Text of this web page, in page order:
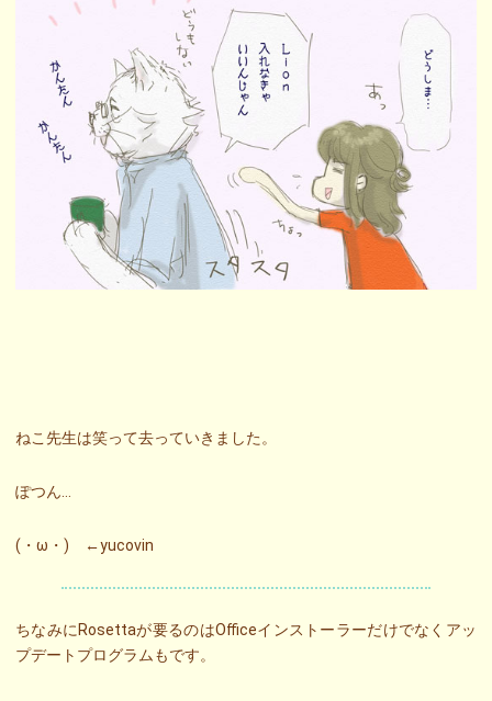
ねこ先生は笑って去っていきました。
ぽつん…
(・ω・) ←yucovin
ちなみにRosettaが要るのはOfficeインストーラーだけでなくアッ
プデートプログラムもです。